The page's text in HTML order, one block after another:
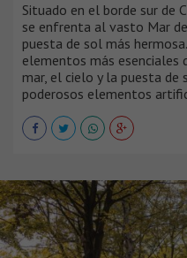
Situado en el borde sur de
se enfrenta al vasto Mar
puesta de sol más
elementos más esenciales
mar, el cielo y la puesta de
poderosos elementos